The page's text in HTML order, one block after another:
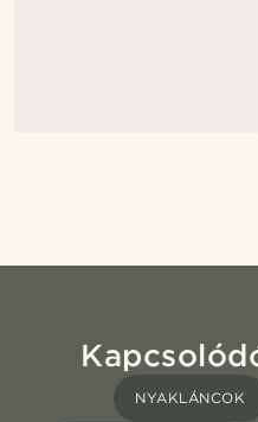
NYAKLÁNCOK